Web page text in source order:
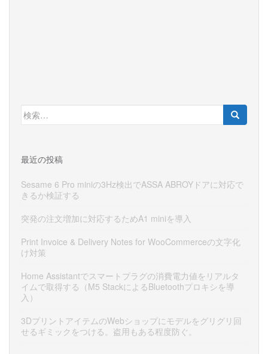
検
索:
最近の投稿
Sesame 6 Pro miniの3Hz検出でASSA ABROYドアに対応で
きるか検証する
突発の注文増加に対応するためA1 miniを導入
Print Invoice & Delivery Notes for WooCommerceの文字化
け対策
Home Assistantでスマートプラグの消費電力値をリアルタ
イムで取得する（M5 StackによるBluetoothプロキシを導
入）
3DプリントアイテムのWebショップにモデルをグリグリ回
せるギミックをつける。盗用もある程度防ぐ。